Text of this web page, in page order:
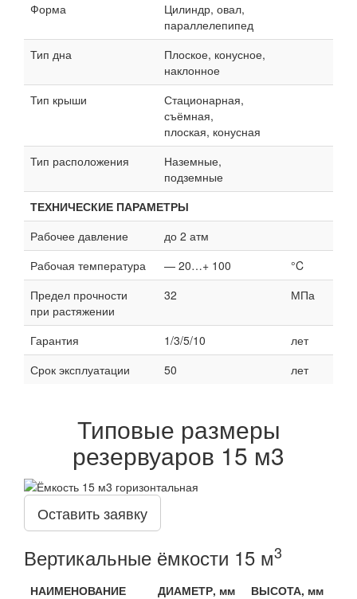
Форма
Цилиндр, овал,
параллелепипед
Тип дна
Плоское, конусное,
наклонное
Тип крыши
Стационарная,
съёмная,
плоская, конусная
Тип расположения
Наземные,
подземные
ТЕХНИЧЕСКИЕ ПАРАМЕТРЫ
Рабочее давление
до 2 атм
Рабочая температура
— 20…+ 100
°C
Предел прочности
при растяжении
32 МПа
Гарантия 1/3/5/10
лет
Срок эксплуатации
50 лет
Типовые размеры
резервуаров 15 м3
Оставить заявку
Вертикальные ёмкости 15 м3
НАИМЕНОВАНИЕ ДИАМЕТР, мм
ВЫСОТА, мм